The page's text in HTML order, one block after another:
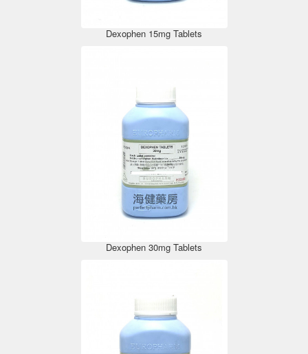
Dexophen 15mg Tablets
Dexophen 30mg Tablets